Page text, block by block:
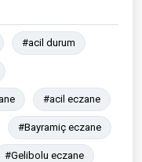
#acil durum
#acil eczane
#Bayramiç eczane
#Gelibolu eczane